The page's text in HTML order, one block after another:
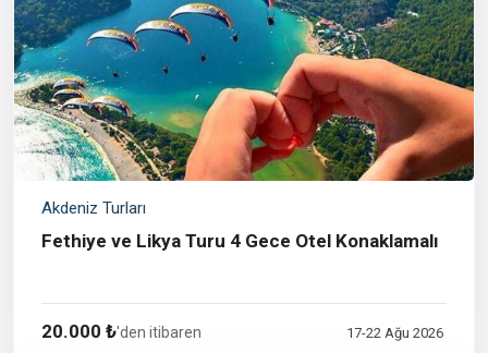
Akdeniz Turları
Fethiye ve Likya Turu 4 Gece Otel Konaklamalı
20.000 ₺'den itibaren 17-22 Ağu 2026